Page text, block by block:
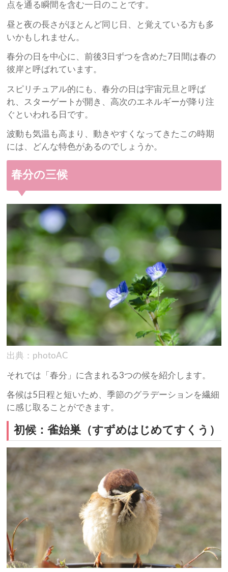
点を通る瞬間を含む一日のことです。
昼と夜の長さがほとんど同じ日、と覚えている方も多
いかもしれません。
春分の日を中心に、前後3日ずつを含めた7日間は春の
彼岸と呼ばれています。
スピリチュアル的にも、春分の日は宇宙元旦と呼ば
れ、スターゲートが開き、高次のエネルギーが降り注
ぐといわれる日です。
波動も気温も高まり、動きやすくなってきたこの時期
には、どんな特色があるのでしょうか。
春分の三候
出典：photoAC
それでは「春分」に含まれる3つの候を紹介します。
各候は5日程と短いため、季節のグラデーションを繊細
に感じ取ることができます。
初候：雀始巣（すずめはじめてすくう）